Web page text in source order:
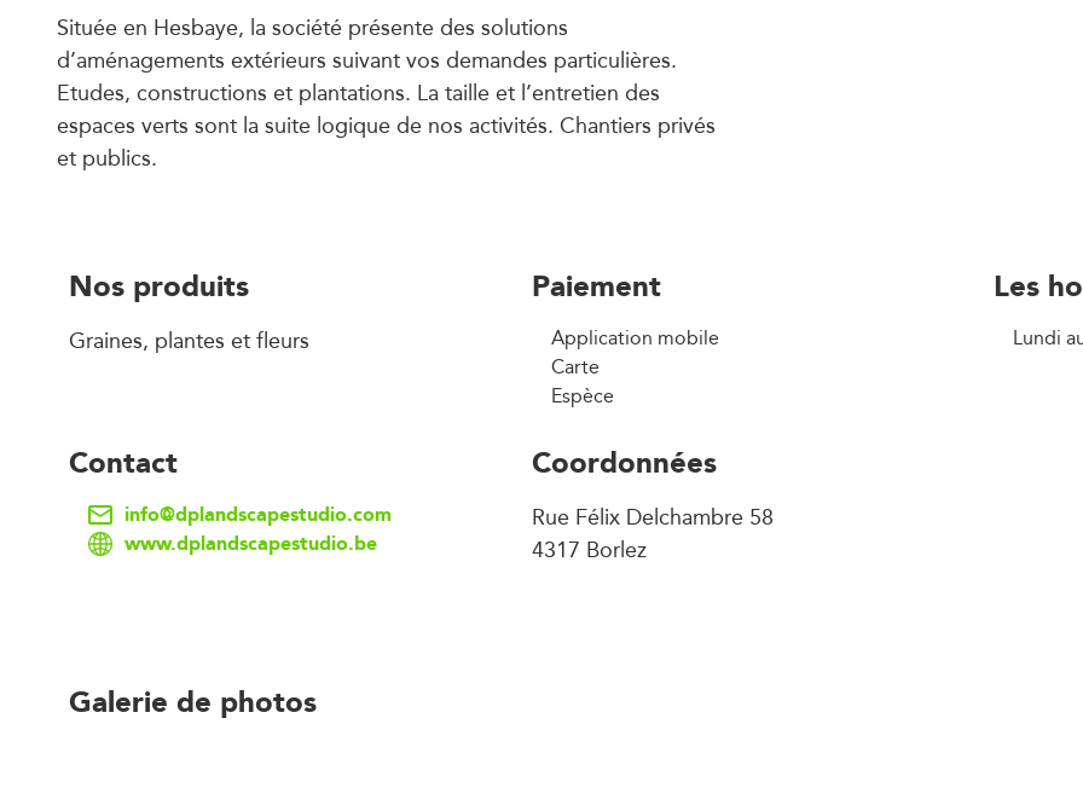
Située en Hesbaye, la société présente des solutions
d’aménagements extérieurs suivant vos demandes particulières.
Etudes, constructions et plantations. La taille et l’entretien des
espaces verts sont la suite logique de nos activités. Chantiers privés
et publics.
Nos produits
Graines, plantes et fleurs
Paiement
Application mobile
Carte
Espèce
Les
Lundi
Contact
info@dplandscapestudio.com
www.dplandscapestudio.be
Coordonnées
Rue Félix Delchambre 58
4317 Borlez
Galerie de photos